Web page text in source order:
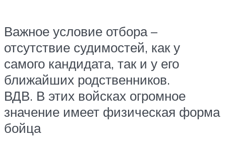
Важное условие отбора –
отсутствие судимостей, как у
самого кандидата, так и у его
ближайших родственников.
ВДВ. В этих войсках огромное
значение имеет физическая форма
бойца